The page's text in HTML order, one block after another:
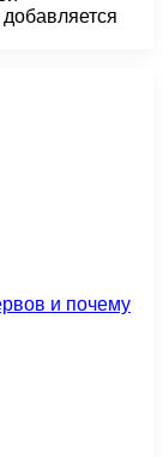
и почему